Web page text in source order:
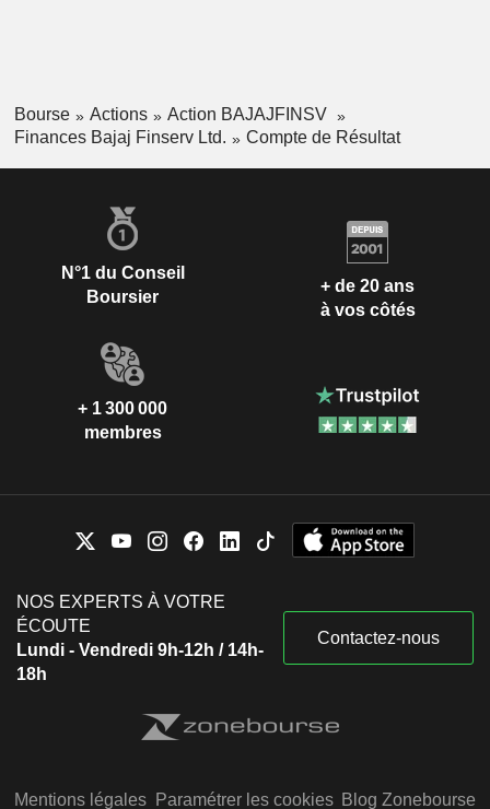
Bourse Actions
Action BAJAJFINSV
Finances Bajaj Finserv Ltd.
Compte de Résultat
N°1 du Conseil
Boursier
+ de 20 ans
à vos côtés
+ 1 300 000
membres
NOS EXPERTS À VOTRE
ÉCOUTE
Lundi - Vendredi 9h-12h / 14h-
18h
Contactez-nous
Mentions légales Paramétrer les cookies Blog Zonebourse